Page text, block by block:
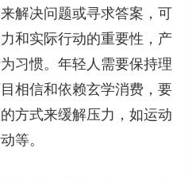
解决问题或寻求答案，可
和实际行动的重要性，产
习惯。年轻人需要保持理
相信和依赖玄学消费，要
方式来缓解压力，如运动
等。